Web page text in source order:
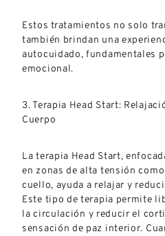
Estos tratamientos no solo
también brindan una
autocuidado, fundamentales
emocional.
3. Terapia Head Start:
Cuerpo
La terapia Head Start,
en zonas de alta tensión
cuello, ayuda a relajar y
Este tipo de terapia permite
la circulación y reducir el
sensación de paz interior.